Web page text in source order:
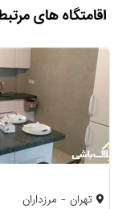
اقامتگاه های
تهران - مرزداران